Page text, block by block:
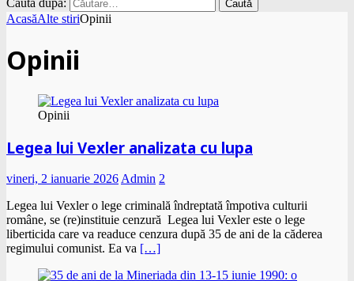
Caută după:
AcasăAlte stiriOpinii
Opinii
Opinii
Legea lui Vexler analizata cu lupa
vineri, 2 ianuarie 2026 Admin 2
Legea lui Vexler o lege criminală îndreptată împotiva culturii
române, se (re)instituie cenzură Legea lui Vexler este o lege
liberticida care va readuce cenzura după 35 de ani de la căderea
regimului comunist. Ea va […]